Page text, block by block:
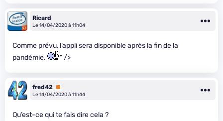
Ricard
Le 14/04/2020 à 11h04
Comme prévu, l’appli sera disponible après la fin de la
pandémie.
" />
fred42 Premium
Le 14/04/2020 à 11h44
Qu’est-ce qui te fais dire cela ?